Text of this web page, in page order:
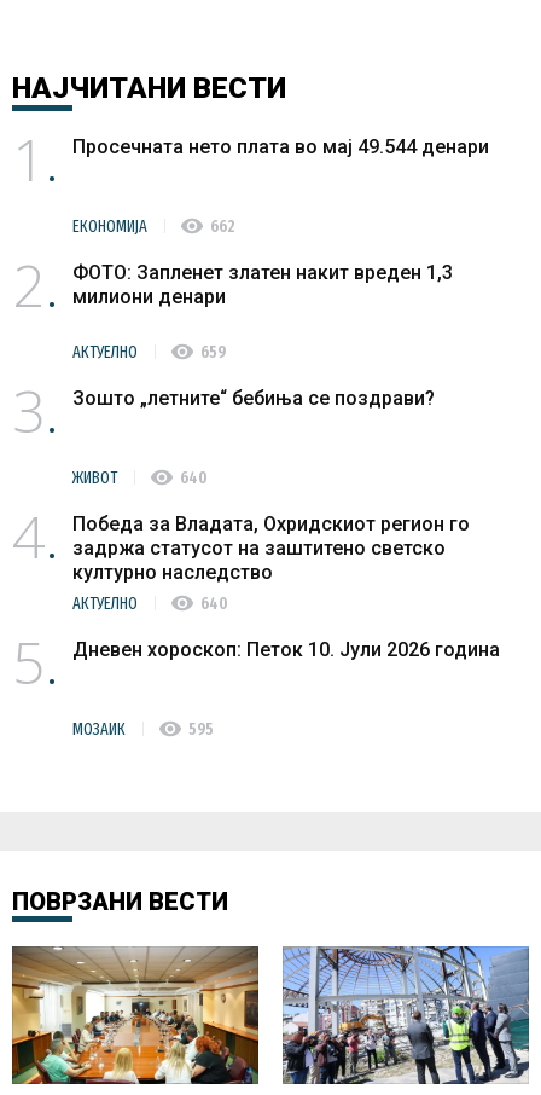
НАЈЧИТАНИ ВЕСТИ
1 Просечната нето плата во мај 49.544 денари
ЕКОНОМИЈА visibility 662
2
ФОТО: Запленет златен накит вреден 1,3
милиони денари
АКТУЕЛНО visibility 659
3 Зошто „летните“ бебиња се поздрави?
ЖИВОТ visibility 640
4
Победа за Владата, Охридскиот регион го
задржа статусот на заштитено светско
културно наследство
АКТУЕЛНО visibility 640
5 Дневен хороскоп: Петок 10. Јули 2026 година
МОЗАИК visibility 595
ПОВРЗАНИ ВЕСТИ